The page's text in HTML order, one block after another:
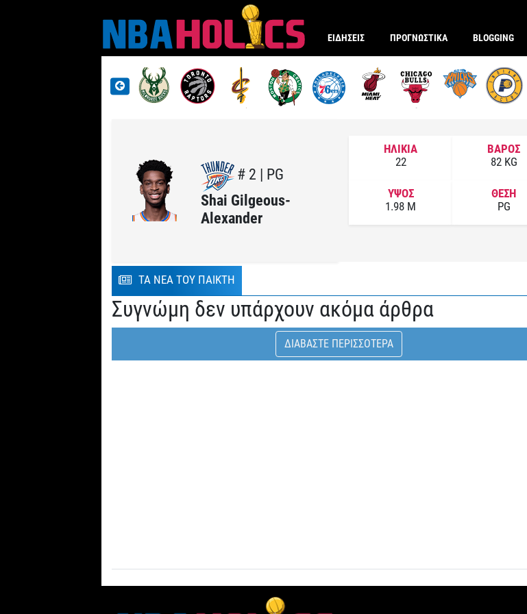
ΕΙΔΗΣΕΙΣ ΠΡΟΓΝΩΣΤΙΚΑ BLOGGING
# 2 | PG
Shai Gilgeous-
Alexander
ΗΛΙΚΙΑ
22
ΒΑΡΟΣ
82 KG
ΥΨΟΣ
1.98 M
ΘΕΣΗ
PG
ΤΑ ΝΕΑ ΤΟΥ ΠΑΙΚΤΗ
Συγνώμη δεν υπάρχουν ακόμα άρθρα
ΔΙΑΒΑΣΤΕ ΠΕΡΙΣΣΟΤΕΡΑ